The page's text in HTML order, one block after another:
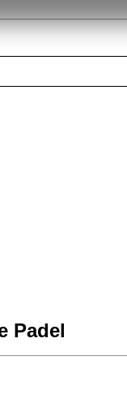
Padel